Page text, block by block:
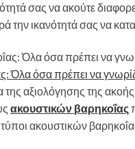
σας να ακούτε
την ικανότητά σας να
Όλα όσα πρέπει να
αξιολόγησης της
ακουστικών βαρηκοΐας
ακουστικών